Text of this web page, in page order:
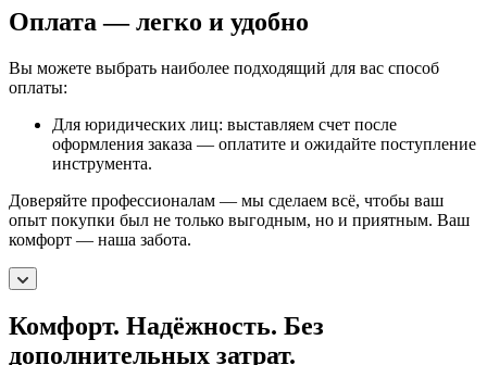
Оплата — легко и удобно
Вы можете выбрать наиболее подходящий для вас способ
оплаты:
Для юридических лиц: выставляем счет после
оформления заказа — оплатите и ожидайте поступление
инструмента.
Доверяйте профессионалам — мы сделаем всё, чтобы ваш
опыт покупки был не только выгодным, но и приятным. Ваш
комфорт — наша забота.
Комфорт. Надёжность. Без
дополнительных затрат.